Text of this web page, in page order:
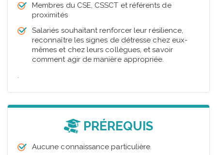
Membres du CSE, CSSCT et référents de
proximités
Salariés souhaitant renforcer leur résilience,
reconnaître les signes de détresse chez eux-
mêmes et chez leurs collègues, et savoir
comment agir de manière appropriée.
.
PRÉREQUIS
Aucune connaissance particulière.